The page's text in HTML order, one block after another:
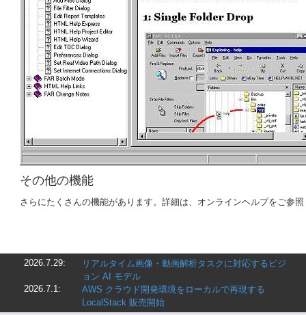
その他の機能
さらにたくさんの機能があります。詳細は、オンラインヘルプをご参
2026.7.29:
リアルタイム画像・動画解析タスクに対応するビジ
ョン AI モデル
2026.7.1:
AWS クラウド開発環境をローカルで再現する
LocalStack 販売開始